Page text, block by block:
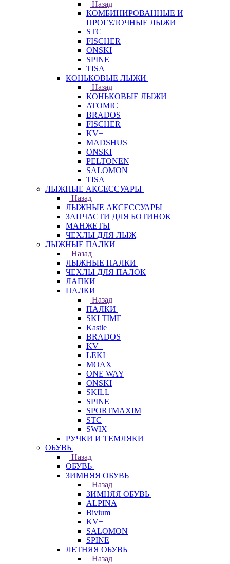
Назад
КОМБИНИРОВАННЫЕ И
ПРОГУЛОЧНЫЕ ЛЫЖИ
STC
FISCHER
ONSKI
SPINE
TISA
КОНЬКОВЫЕ ЛЫЖИ
Назад
КОНЬКОВЫЕ ЛЫЖИ
ATOMIC
BRADOS
FISCHER
KV+
MADSHUS
ONSKI
PELTONEN
SALOMON
TISA
ЛЫЖНЫЕ АКСЕССУАРЫ
Назад
ЛЫЖНЫЕ АКСЕССУАРЫ
ЗАПЧАСТИ ДЛЯ БОТИНОК
МАНЖЕТЫ
ЧЕХЛЫ ДЛЯ ЛЫЖ
ЛЫЖНЫЕ ПАЛКИ
Назад
ЛЫЖНЫЕ ПАЛКИ
ЧЕХЛЫ ДЛЯ ПАЛОК
ЛАПКИ
ПАЛКИ
Назад
ПАЛКИ
SKI TIME
Kastle
BRADOS
KV+
LEKI
MOAX
ONE WAY
ONSKI
SKILL
SPINE
SPORTMAXIM
STC
SWIX
РУЧКИ И ТЕМЛЯКИ
ОБУВЬ
Назад
ОБУВЬ
ЗИМНЯЯ ОБУВЬ
Назад
ЗИМНЯЯ ОБУВЬ
ALPINA
Bivium
KV+
SALOMON
SPINE
ЛЕТНЯЯ ОБУВЬ
Назад